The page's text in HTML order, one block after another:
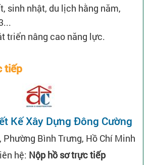
sinh nhật, du lịch hằng năm,
triển nâng cao năng lực.
tiếp
Kế Xây Dựng Đông Cường
Phường Bình Trưng, Hồ Chí Minh
hệ: Nộp hồ sơ trực tiếp